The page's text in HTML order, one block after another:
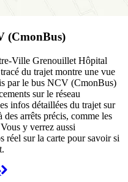
(CmonBus)
Ville Grenouillet Hôpital
du trajet montre une vue
par le bus NCV (CmonBus)
sur le réseau
infos détaillées du trajet sur
arrêts précis, comme les
y verrez aussi
réel sur la carte pour savoir si